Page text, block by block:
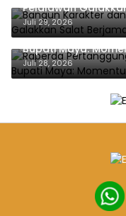
Pelalawan
Juli 29, 2026
Raperda
Bupati Maya:
Juli 28, 2026